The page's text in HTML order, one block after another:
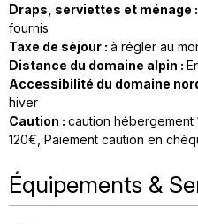
Draps, serviettes et ménage :
fournis
Taxe de séjour : à régler au
Distance du domaine alpin :
Accessibilité du domaine
hiver
Caution : caution hébergement
120€ Paiement caution en
Équipements &